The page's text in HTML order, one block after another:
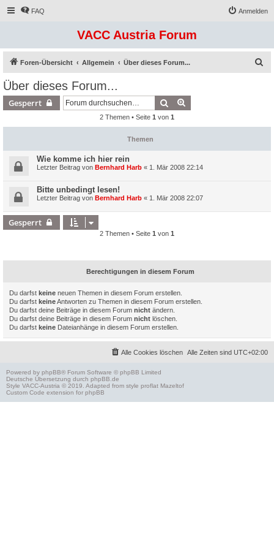
FAQ Anmelden
VACC Austria Forum
Foren-Übersicht Allgemein Über dieses Forum...
Über dieses Forum...
Gesperrt Suche
2 Themen • Seite 1 von 1
Themen
Wie komme ich hier rein
Letzter Beitrag von Bernhard Harb « 1. Mär 2008 22:14
Bitte unbedingt lesen!
Letzter Beitrag von Bernhard Harb « 1. Mär 2008 22:07
Gesperrt
2 Themen • Seite 1 von 1
Berechtigungen in diesem Forum
Du darfst keine neuen Themen in diesem Forum erstellen.
Du darfst keineAntworten zu Themen in diesem Forum erstellen.
Du darfst deine Beiträge in diesem Forum nicht ändern.
Du darfst deine Beiträge in diesem Forum nicht löschen.
Du darfst keine Dateianhänge in diesem Forum erstellen.
Alle Zeiten sind UTC+02:00
Alle Cookies löschen
Powered by phpBB® Forum Software © phpBB Limited
Deutsche Übersetzung durch phpBB.de
Style VACC-Austria © 2019. Adapted from style proflat Mazeltof
Custom Code extension for phpBB